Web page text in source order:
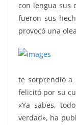
con lengua sus
fueron sus
provocó una
te sorprendió a
felicitó por su
«Ya sabes,
verdad», ha